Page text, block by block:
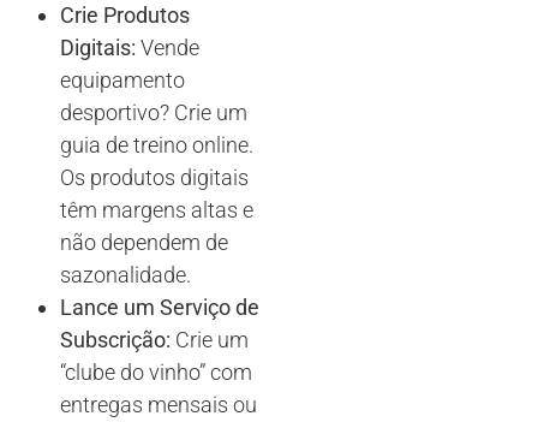
Crie Produtos
Digitais: Vende
equipamento
desportivo? Crie um
guia de treino online.
Os produtos digitais
têm margens altas e
não dependem de
sazonalidade.
Lance um Serviço de
Subscrição: Crie um
“clube do vinho” com
entregas mensais ou